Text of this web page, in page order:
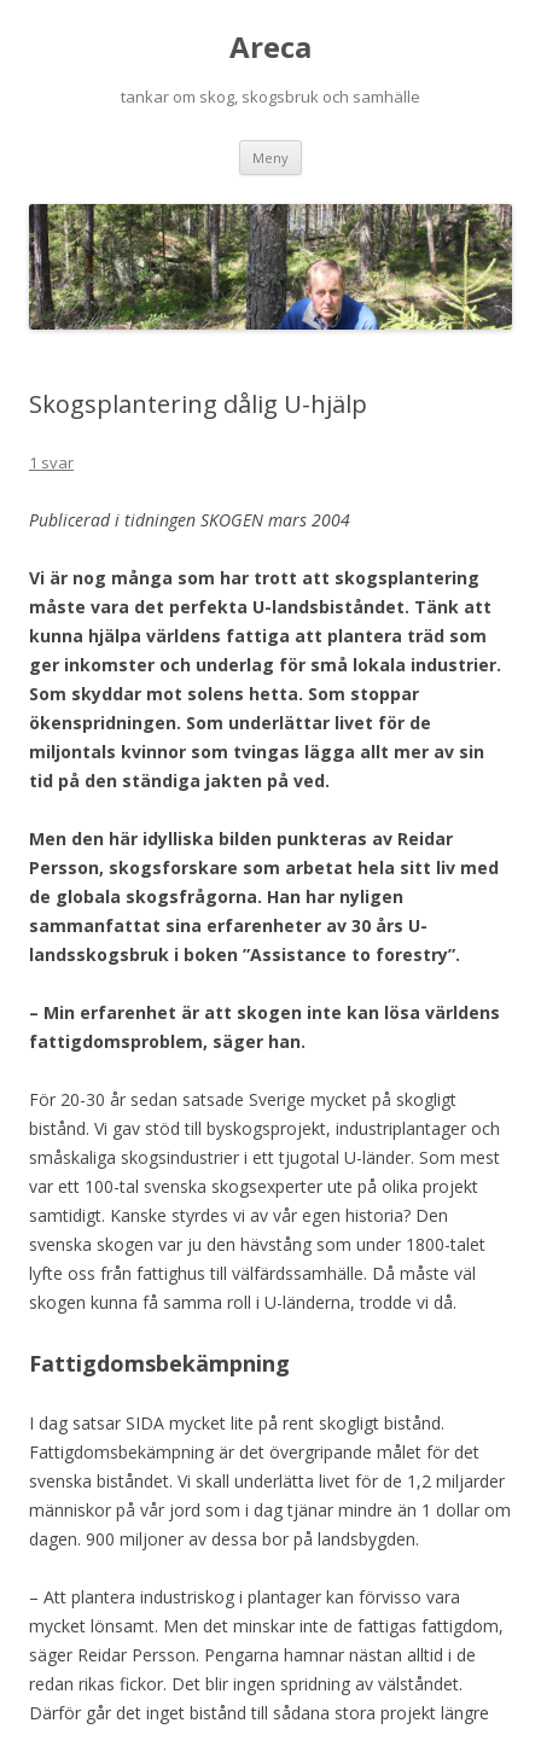
Areca
tankar om skog, skogsbruk och samhälle
Meny
Skogsplantering dålig U-hjälp
1 svar
Publicerad i tidningen SKOGEN mars 2004
Vi är nog många som har trott att skogsplantering
måste vara det perfekta U-landsbiståndet. Tänk att
kunna hjälpa världens fattiga att plantera träd som
ger inkomster och underlag för små lokala industrier.
Som skyddar mot solens hetta. Som stoppar
ökenspridningen. Som underlättar livet för de
miljontals kvinnor som tvingas lägga allt mer av sin
tid på den ständiga jakten på ved.
Men den här idylliska bilden punkteras av Reidar
Persson, skogsforskare som arbetat hela sitt liv med
de globala skogsfrågorna. Han har nyligen
sammanfattat sina erfarenheter av 30 års U-
landsskogsbruk i boken ”Assistance to forestry”.
– Min erfarenhet är att skogen inte kan lösa världens
fattigdomsproblem, säger han.
För 20-30 år sedan satsade Sverige mycket på skogligt
bistånd. Vi gav stöd till byskogsprojekt, industriplantager och
småskaliga skogsindustrier i ett tjugotal U-länder. Som mest
var ett 100-tal svenska skogsexperter ute på olika projekt
samtidigt. Kanske styrdes vi av vår egen historia? Den
svenska skogen var ju den hävstång som under 1800-talet
lyfte oss från fattighus till välfärdssamhälle. Då måste väl
skogen kunna få samma roll i U-länderna, trodde vi då.
Fattigdomsbekämpning
I dag satsar SIDA mycket lite på rent skogligt bistånd.
Fattigdomsbekämpning är det övergripande målet för det
svenska biståndet. Vi skall underlätta livet för de 1,2 miljarder
människor på vår jord som i dag tjänar mindre än 1 dollar om
dagen. 900 miljoner av dessa bor på landsbygden.
– Att plantera industriskog i plantager kan förvisso vara
mycket lönsamt. Men det minskar inte de fattigas fattigdom,
säger Reidar Persson. Pengarna hamnar nästan alltid i de
redan rikas fickor. Det blir ingen spridning av välståndet.
Därför går det inget bistånd till sådana stora projekt längre